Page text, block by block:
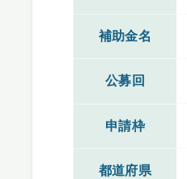
補助金名
公募回
申請枠
都道府県